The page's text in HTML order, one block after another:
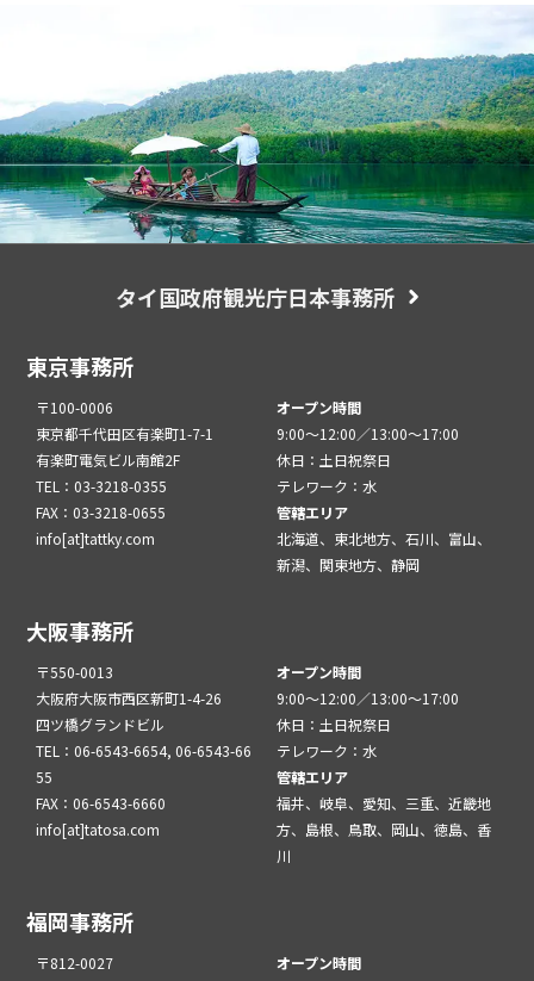
タイ国政府観光庁日本事務所
東京事務所
〒100-0006
東京都千代田区有楽町1-7-1
有楽町電気ビル南館2F
TEL：03-3218-0355
FAX：03-3218-0655
info[at]tattky.com
オープン時間
9:00～12:00／13:00～17:00
休日：土日祝祭日
テレワーク：水
管轄エリア
北海道、東北地方、石川、富山、
新潟、関東地方、静岡
大阪事務所
〒550-0013
大阪府大阪市西区新町1-4-26
四ツ橋グランドビル
TEL：06-6543-6654, 06-6543-66
55
FAX：06-6543-6660
info[at]tatosa.com
オープン時間
9:00～12:00／13:00～17:00
休日：土日祝祭日
テレワーク：水
管轄エリア
福井、岐阜、愛知、三重、近畿地
方、島根、鳥取、岡山、徳島、香
川
福岡事務所
〒812-0027
オープン時間